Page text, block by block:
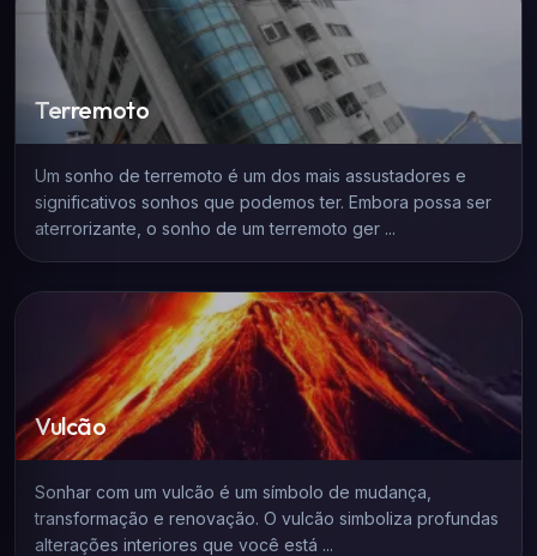
Terremoto
Um sonho de terremoto é um dos mais assustadores e
significativos sonhos que podemos ter. Embora possa ser
aterrorizante, o sonho de um terremoto ger ...
Vulcão
Sonhar com um vulcão é um símbolo de mudança,
transformação e renovação. O vulcão simboliza profundas
alterações interiores que você está ...